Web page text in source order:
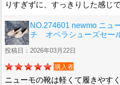
りすぎずに、すっきりした感じで
NO.274601 newmo ニ
チ オペラシューズセー
投稿日：2026年03月22日
購入者
ニューモの靴は軽くて履きやす